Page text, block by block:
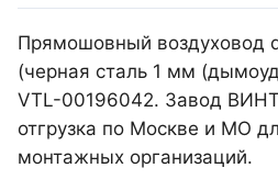
Прямошовный воздуховод
(черная сталь 1 мм
VTL-00196042. Завод
отгрузка по Москве и МО
монтажных организаций.